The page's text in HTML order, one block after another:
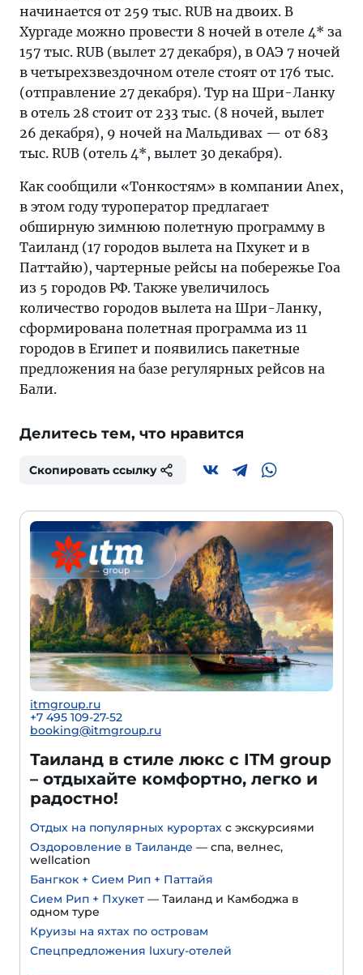
начинается от 259 тыс. RUB на двоих. В
Хургаде можно провести 8 ночей в отеле 4* за
157 тыс. RUB (вылет 27 декабря), в ОАЭ 7 ночей
в четырехзвездочном отеле стоят от 176 тыс.
(отправление 27 декабря). Тур на Шри-Ланку
в отель 28 стоит от 233 тыс. (8 ночей, вылет
26 декабря), 9 ночей на Мальдивах — от 683
тыс. RUB (отель 4*, вылет 30 декабря).
Как сообщили «Тонкостям» в компании Anex,
в этом году туроператор предлагает
обширную зимнюю полетную программу в
Таиланд (17 городов вылета на Пхукет и в
Паттайю), чартерные рейсы на побережье Гоа
из 5 городов РФ. Также увеличилось
количество городов вылета на Шри-Ланку,
сформирована полетная программа из 11
городов в Египет и появились пакетные
предложения на базе регулярных рейсов на
Бали.
Делитесь тем, что нравится
Скопировать ссылку
itmgroup.ru
+7 495 109-27-52
booking@itmgroup.ru
Таиланд в стиле люкс с ITM group
– отдыхайте комфортно, легко и
радостно!
Отдых на популярных курортах с экскурсиями
Оздоровление в Таиланде — спа, велнес,
wellcation
Бангкок + Сием Рип + Паттайя
Сием Рип + Пхукет — Таиланд и Камбоджа в
одном туре
Круизы на яхтах по островам
Спецпредложения luxury-отелей